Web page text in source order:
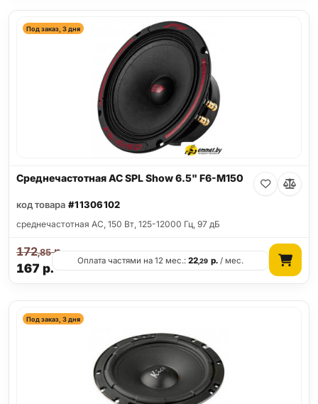
Под заказ, 3 дня
Среднечастотная АС SPL Show 6.5" F6-M150
код товара #11306102
среднечастотная АС, 150 Вт, 125-12000 Гц, 97 дБ
167 р.
172,85р.
Оплата частями на 12 мес.:22,29 р./ мес.
Под заказ, 3 дня